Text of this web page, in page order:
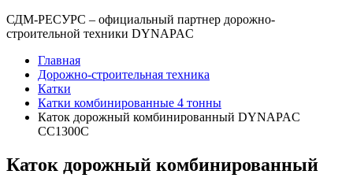
СДМ-РЕСУРС – официальный партнер дорожно-
строительной техники DYNAPAC
Главная
Дорожно-строительная техника
Катки
Катки комбинированные 4 тонны
Каток дорожный комбинированный DYNAPAC
CC1300C
Каток дорожный комбинированный